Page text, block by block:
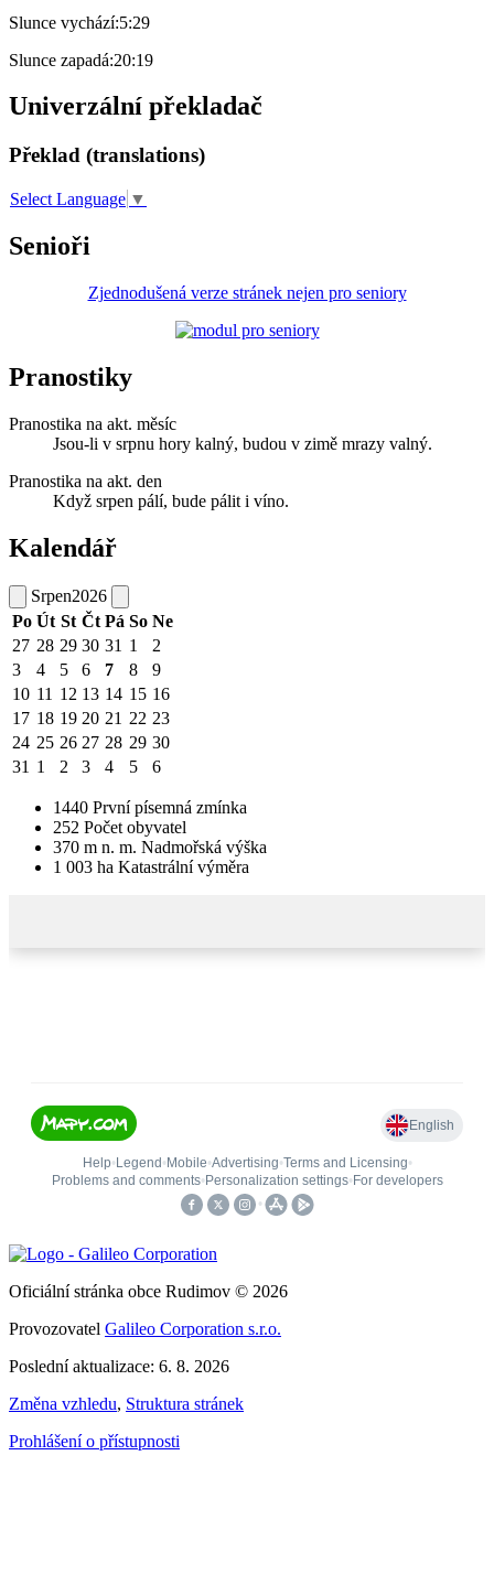
Slunce vychází:5:29
Slunce zapadá:20:19
Univerzální překladač
Překlad (translations)
Select Language ▼
Senioři
Zjednodušená verze stránek nejen pro seniory
Pranostiky
Pranostika na akt. měsíc
Jsou-li v srpnu hory kalný, budou v zimě mrazy valný.
Pranostika na akt. den
Když srpen pálí, bude pálit i víno.
Kalendář
Srpen2026
Po Út St Čt Pá So Ne
27 28 29 30 31 1
2
3
4 5 6 7 8
9
10 11 12 13 14 15 16
17 18 19 20 21 22 23
24 25 26 27 28 29 30
31 1 2 3 4 5 6
1440 První písemná zmínka
252 Počet obyvatel
370 m n. m. Nadmořská výška
1 003 ha Katastrální výměra
Oficiální stránka obce Rudimov © 2026
Provozovatel Galileo Corporation s.r.o.
Poslední aktualizace: 6. 8. 2026
Změna vzhledu, Struktura stránek
Prohlášení o přístupnosti